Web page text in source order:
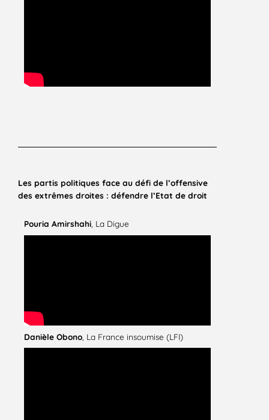
Les partis politiques face au défi de l’offensive
des extrêmes droites : défendre l’Etat de droit
Pouria Amirshahi , La Digue
Danièle Obono , La France insoumise (LFI)